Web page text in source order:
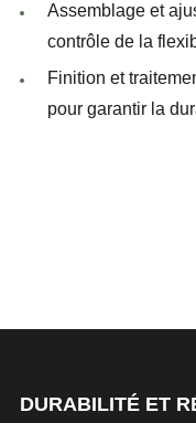
Assemblage et
contrôle de la
Finition et
pour garantir la
DURABILITÉ ET